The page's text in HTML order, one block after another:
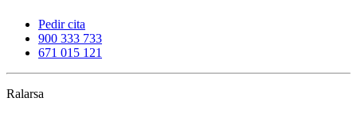
Pedir cita
900 333 733
671 015 121
Ralarsa